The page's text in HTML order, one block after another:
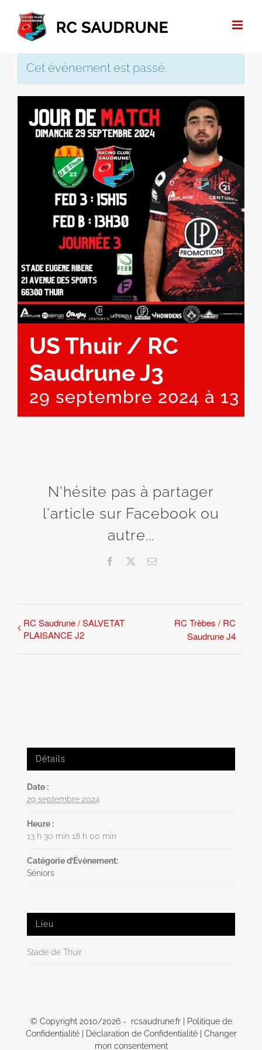
Passer
contenu
Cet évènement est passé.
US Thuir / RC
Saudrune J3
29 septembre 2024 à 13 h
N'hésite pas à partager
l'article sur Facebook ou
autre...
Facebook Email
RC Saudrune / SALVETAT
PLAISANCE J2
RC Trèbes / RC
Saudrune J4
Détails
Date :
29 septembre 2024
Heure :
13 h 30 min 18 h 00 min
Catégorie d’Évènement:
Séniors
Lieu
Stade de Thuir
© Copyright 2010/2026 - rcsaudrune.fr | Politique de
Confidentialité| Déclaration de Confidentialité| Changer
mon consentement